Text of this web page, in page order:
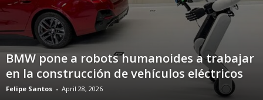
BMW pone a robots humanoides a trabajar
en la construcción de vehículos eléctricos
Felipe Santos - April 28, 2026